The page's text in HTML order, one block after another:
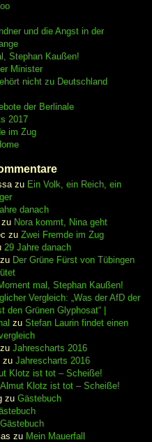
und die Angst in der
Stephan Kaußen!
Minister
nicht zu Deutschland
der Berlinale
2017
im Zug
zu Ein Volk, ein Reich, ein
danach
Nora kommt, Nina geht
zu Zwei Fremde im Zug
29 Jahre danach
zu Der Grüne Fürst von Tübingen
mal, Stephan Kaußen!
Vergleich: „Was der AfD der
den Grünen Glyphosat“ |
zu Stefan Laurin findet einen
zu Jahrescharts 2016
zu Jahrescharts 2016
Klotz ist tot – Scheiße!
Almut Klotz ist tot – Scheiße!
zu Gästebuch
Gästebuch
zu Mein Mauerfall